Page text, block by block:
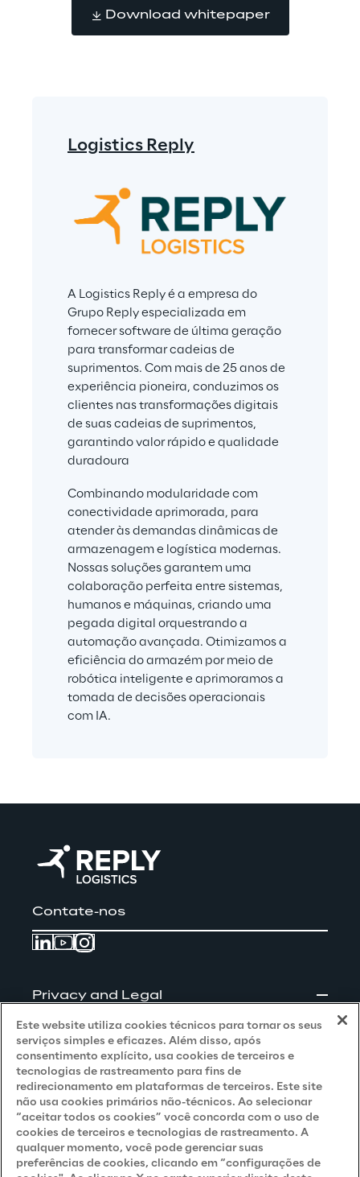
Download whitepaper
Logistics Reply
A Logistics Reply é a empresa do
Grupo Reply especializada em
fornecer software de última geração
para transformar cadeias de
suprimentos. Com mais de 25 anos de
experiência pioneira, conduzimos os
clientes nas transformações digitais
de suas cadeias de suprimentos,
garantindo valor rápido e qualidade
duradoura
Combinando modularidade com
conectividade aprimorada, para
atender às demandas dinâmicas de
armazenagem e logística modernas.
Nossas soluções garantem uma
colaboração perfeita entre sistemas,
humanos e máquinas, criando uma
pegada digital orquestrando a
automação avançada. Otimizamos a
eficiência do armazém por meio de
robótica inteligente e aprimoramos a
tomada de decisões operacionais
com IA.
Contate-nos
Privacy and Legal
Privacy & Cookie Policy
Privacy Notice(Client - LGPD)
Privacy Notice(Client - GDPR)
Privacy Notice(Supplier - LGPD)
Privacy Notice(Supplier - GDPR)
Este website utiliza cookies técnicos para tornar os seus
serviços simples e eficazes. Além disso, após
consentimento explícito, usa cookies de terceiros e
tecnologias de rastreamento para fins de
redirecionamento em plataformas de terceiros. Este site
não usa cookies primários não-técnicos. Ao selecionar
“aceitar todos os cookies” você concorda com o uso de
cookies de terceiros e tecnologias de rastreamento. A
qualquer momento, você pode gerenciar suas
preferências de cookies, clicando em “configurações de